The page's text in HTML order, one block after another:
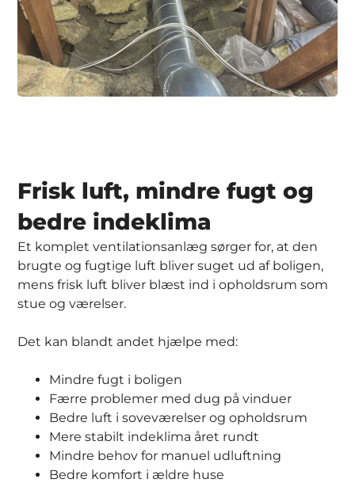
Frisk luft, mindre fugt og
bedre indeklima
Et komplet ventilationsanlæg sørger for, at den
brugte og fugtige luft bliver suget ud af boligen,
mens frisk luft bliver blæst ind i opholdsrum som
stue og værelser.
Det kan blandt andet hjælpe med:
Mindre fugt i boligen
Færre problemer med dug på vinduer
Bedre luft i soveværelser og opholdsrum
Mere stabilt indeklima året rundt
Mindre behov for manuel udluftning
Bedre komfort i ældre huse